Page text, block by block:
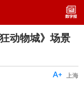
动物城》场景
上海
